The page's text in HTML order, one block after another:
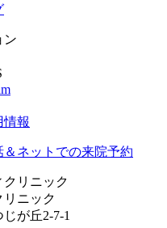
ン
情報
＆ネットでの来院予約
ニック
が丘2-7-1